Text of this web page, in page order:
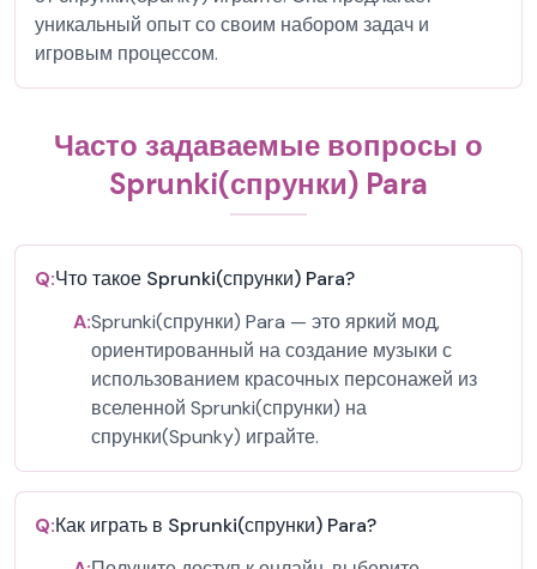
уникальный опыт со своим набором задач и
игровым процессом.
Часто задаваемые вопросы о
Sprunki(спрунки) Para
Q:Что такое Sprunki(спрунки) Para?
A:Sprunki(спрунки) Para — это яркий мод,
ориентированный на создание музыки с
использованием красочных персонажей из
вселенной Sprunki(спрунки) на
спрунки(Spunky) играйте.
Q:Как играть в Sprunki(спрунки) Para?